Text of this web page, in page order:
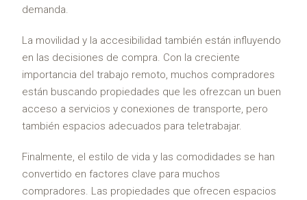
demanda.
La movilidad y la accesibilidad también están influyendo
en las decisiones de compra. Con la creciente
importancia del trabajo remoto, muchos compradores
están buscando propiedades que les ofrezcan un buen
acceso a servicios y conexiones de transporte, pero
también espacios adecuados para teletrabajar.
Finalmente, el estilo de vida y las comodidades se han
convertido en factores clave para muchos
compradores. Las propiedades que ofrecen espacios